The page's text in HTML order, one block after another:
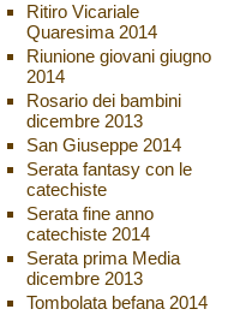
Ritiro Vicariale
Quaresima 2014
Riunione giovani giugno
2014
Rosario dei bambini
dicembre 2013
San Giuseppe 2014
Serata fantasy con le
catechiste
Serata fine anno
catechiste 2014
Serata prima Media
dicembre 2013
Tombolata befana 2014